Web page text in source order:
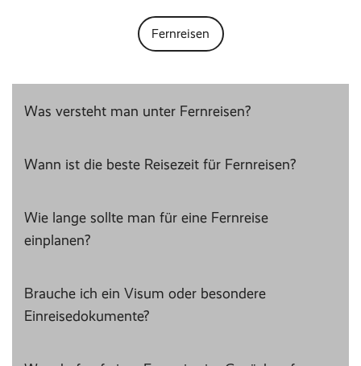
Fernreisen
Was versteht man unter Fernreisen?
Wann ist die beste Reisezeit für Fernreisen?
Wie lange sollte man für eine Fernreise
einplanen?
Brauche ich ein Visum oder besondere
Einreisedokumente?